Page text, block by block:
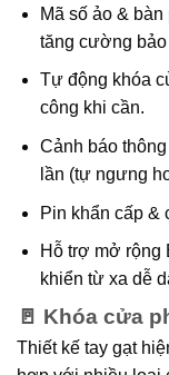
Mã số ảo &
tăng cường bảo
Tự động khóa
công khi cần.
Cảnh báo
lần (tự ngưng
Pin khẩn cấp &
Hỗ trợ mở rộng
khiển từ xa dễ
🚪 Khóa cửa
Thiết kế tay gạt